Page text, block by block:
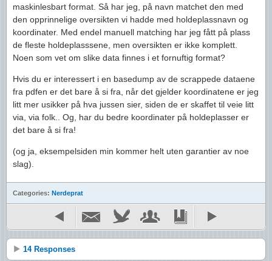
maskinlesbart format. Så har jeg, på navn matchet den med
den opprinnelige oversikten vi hadde med holdeplassnavn og
koordinater. Med endel manuell matching har jeg fått på plass
de fleste holdeplasssene, men oversikten er ikke komplett.
Noen som vet om slike data finnes i et fornuftig format?
Hvis du er interessert i en basedump av de scrappede dataene
fra pdfen er det bare å si fra, når det gjelder koordinatene er jeg
litt mer usikker på hva jussen sier, siden de er skaffet til veie litt
via, via folk.. Og, har du bedre koordinater på holdeplasser er
det bare å si fra!
(og ja, eksempelsiden min kommer helt uten garantier av noe
slag).
Categories: Nerdeprat
14 Responses